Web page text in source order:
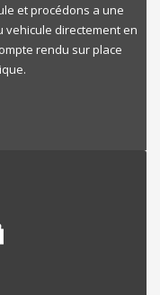
et procédons a une
vehicule directement en
rendu sur place